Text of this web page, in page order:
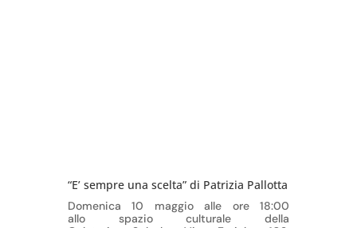
“E’ sempre una scelta” di Patrizia Pallotta
Domenica 10 maggio alle ore 18:00
allo spazio culturale della